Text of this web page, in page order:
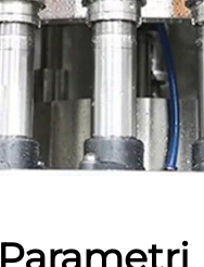
Parametri